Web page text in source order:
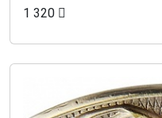
1 320